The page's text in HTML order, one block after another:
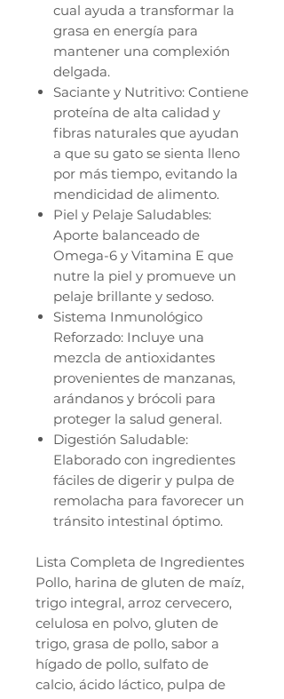
cual ayuda a transformar la
grasa en energía para
mantener una complexión
delgada.
Saciante y Nutritivo: Contiene
proteína de alta calidad y
fibras naturales que ayudan
a que su gato se sienta lleno
por más tiempo, evitando la
mendicidad de alimento.
Piel y Pelaje Saludables:
Aporte balanceado de
Omega-6 y Vitamina E que
nutre la piel y promueve un
pelaje brillante y sedoso.
Sistema Inmunológico
Reforzado: Incluye una
mezcla de antioxidantes
provenientes de manzanas,
arándanos y brócoli para
proteger la salud general.
Digestión Saludable:
Elaborado con ingredientes
fáciles de digerir y pulpa de
remolacha para favorecer un
tránsito intestinal óptimo.
Lista Completa de Ingredientes
Pollo, harina de gluten de maíz,
trigo integral, arroz cervecero,
celulosa en polvo, gluten de
trigo, grasa de pollo, sabor a
hígado de pollo, sulfato de
calcio, ácido láctico, pulpa de